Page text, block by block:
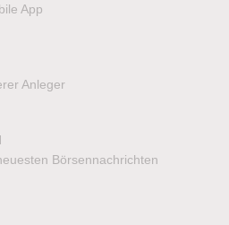
App
Anleger
Börsennachrichten